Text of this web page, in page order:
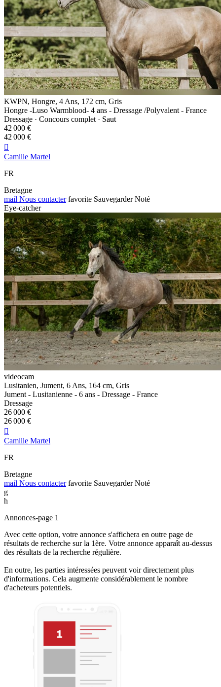
KWPN, Hongre, 4 Ans, 172 cm, Gris
Hongre -Luso Warmblood- 4 ans - Dressage /Polyvalent - France
Dressage · Concours complet · Saut
42 000 €
42 000 €

Camille Martel
FR
Bretagne
mail Nous contacter favorite Sauvegarder Noté
Eye-catcher
videocam
Lusitanien, Jument, 6 Ans, 164 cm, Gris
Jument - Lusitanienne - 6 ans - Dressage - France
Dressage
26 000 €
26 000 €

Camille Martel
FR
Bretagne
mail Nous contacter favorite Sauvegarder Noté
g
h
Annonces-page 1
Avec cette option, votre annonce s'affichera en outre page de
résultats de recherche sur la 1ère. Votre annonce apparaît au-dessus
des résultats de la recherche régulière.
En outre, les parties intéressées peuvent voir directement plus
d'informations. Cela augmente considérablement le nombre
d'acheteurs potentiels.